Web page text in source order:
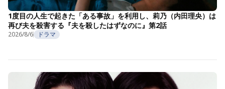
1度目の人生で起きた「ある事故」を利用し、莉乃（内田理央）は
再び夫を殺害する『夫を殺したはずなのに』第2話
2026/8/6 ドラマ